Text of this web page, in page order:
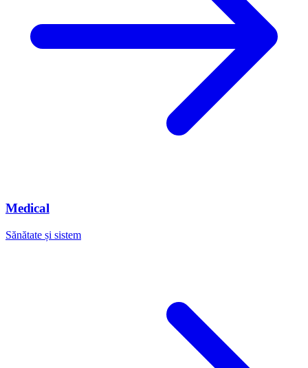
Medical
Sănătate și sistem